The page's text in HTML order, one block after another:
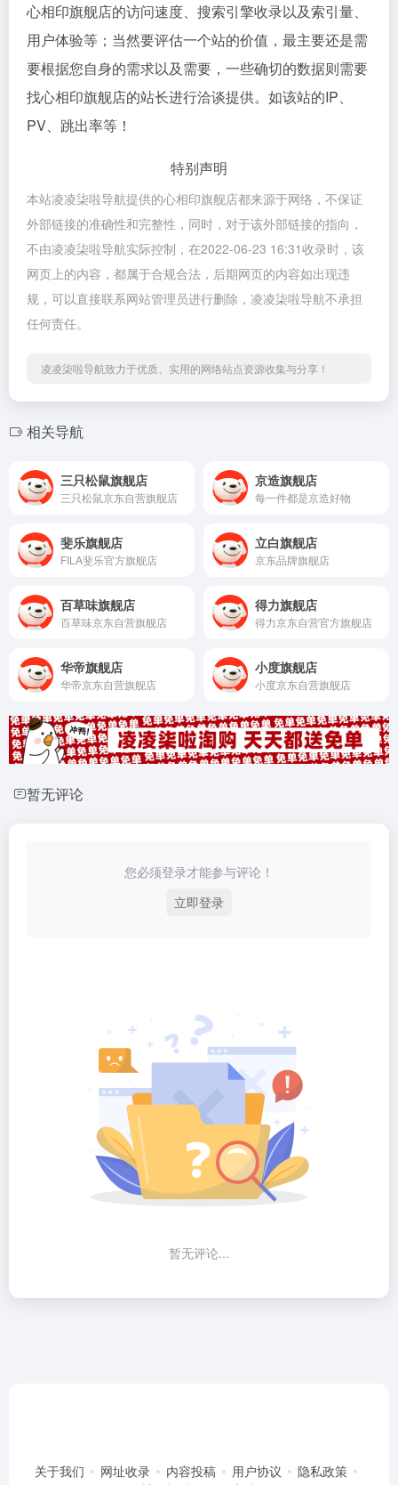
心相印旗舰店的访问速度、搜索引擎收录以及索引量、
用户体验等；当然要评估一个站的价值，最主要还是需
要根据您自身的需求以及需要，一些确切的数据则需要
找心相印旗舰店的站长进行洽谈提供。如该站的IP、
PV、跳出率等！
特别声明
本站凌凌柒啦导航提供的心相印旗舰店都来源于网络，不保证
外部链接的准确性和完整性，同时，对于该外部链接的指向，
不由凌凌柒啦导航实际控制，在2022-06-23 16:31收录时，该
网页上的内容，都属于合规合法，后期网页的内容如出现违
规，可以直接联系网站管理员进行删除，凌凌柒啦导航不承担
任何责任。
凌凌柒啦导航致力于优质、实用的网络站点资源收集与分享！
相关导航
三只松鼠旗舰店
三只松鼠京东自营旗舰店
京造旗舰店
每一件都是京造好物
斐乐旗舰店
FILA斐乐官方旗舰店
立白旗舰店
京东品牌旗舰店
百草味旗舰店
百草味京东自营旗舰店
得力旗舰店
得力京东自营官方旗舰店
华帝旗舰店
华帝京东自营旗舰店
小度旗舰店
小度京东自营旗舰店
暂无评论
您必须登录才能参与评论！
立即登录
暂无评论...
关于我们 网址收录 内容投稿 用户协议
隐私政策